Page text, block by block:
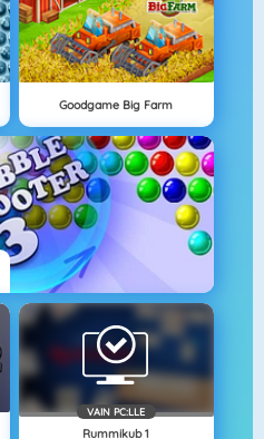
Goodgame Big Farm
VAIN PC:LLE
Rummikub 1